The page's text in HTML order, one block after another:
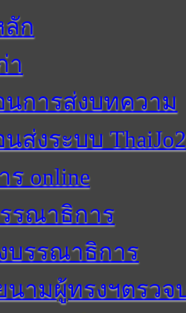
ก
า
การส่งบทความ
ส่งระบบ ThaiJo2
ร online
รณาธิการ
บรรณาธิการ
นามผู้ทรงฯตรว